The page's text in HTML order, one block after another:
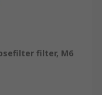
filter, M6